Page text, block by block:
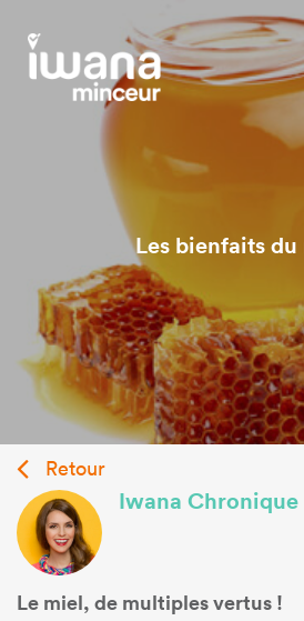
Les bienfaits du
Retour
Iwana Chronique
Le miel, de multiples vertus !